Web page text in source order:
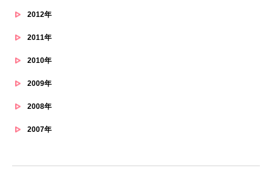
2012年
2011年
2010年
2009年
2008年
2007年